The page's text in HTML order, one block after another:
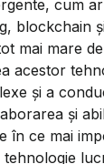
cum
blockchain
mai mare
acestor
și a
și
în ce mai
tehnologie